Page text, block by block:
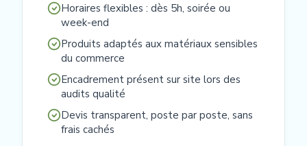
Horaires flexibles : dès 5h, soirée ou
week-end
Produits adaptés aux matériaux sensibles
du commerce
Encadrement présent sur site lors des
audits qualité
Devis transparent, poste par poste, sans
frais cachés